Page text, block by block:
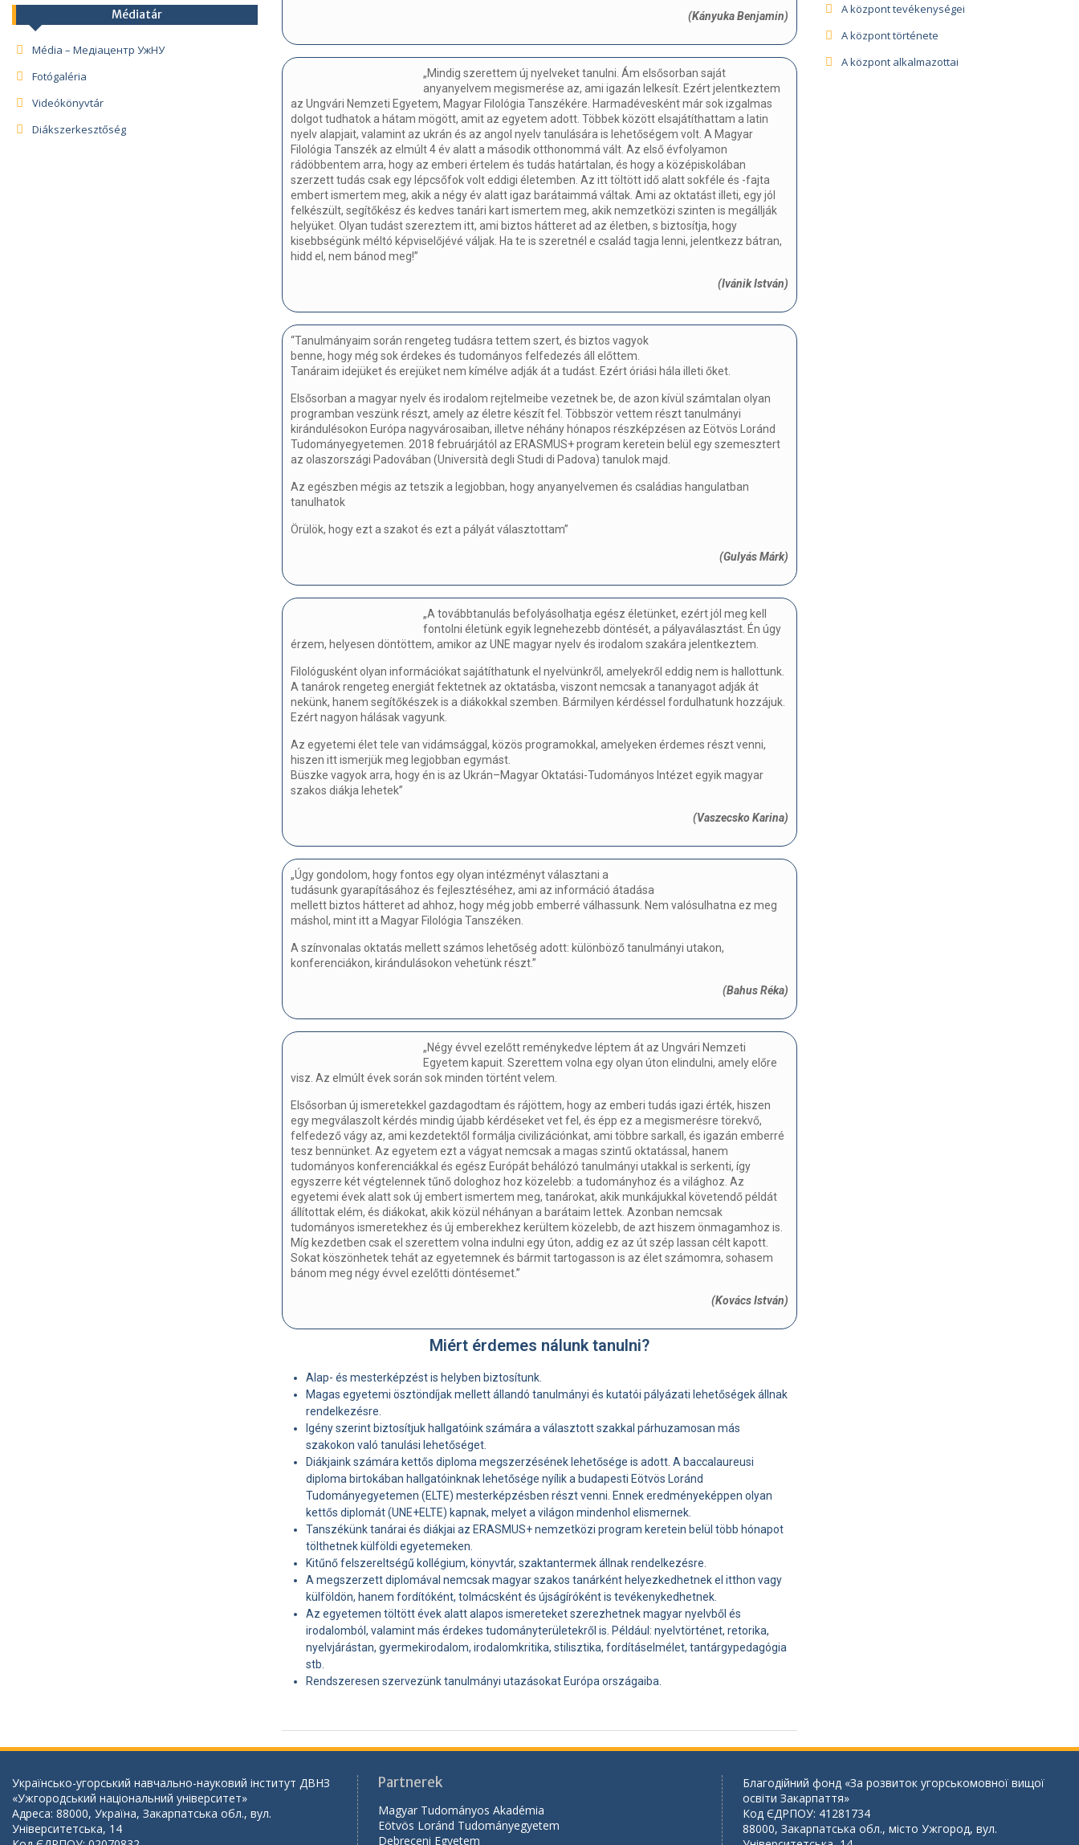
(Kányuka Benjamin)
„Mindig szerettem új nyelveket tanulni. Ám elsősorban saját
anyanyelvem megismerése az, ami igazán lelkesít. Ezért jelentkeztem
az Ungvári Nemzeti Egyetem, Magyar Filológia Tanszékére. Harmadévesként már sok izgalmas
dolgot tudhatok a hátam mögött, amit az egyetem adott. Többek között elsajátíthattam a latin
nyelv alapjait, valamint az ukrán és az angol nyelv tanulására is lehetőségem volt. A Magyar
Filológia Tanszék az elmúlt 4 év alatt a második otthonommá vált. Az első évfolyamon
rádöbbentem arra, hogy az emberi értelem és tudás határtalan, és hogy a középiskolában
szerzett tudás csak egy lépcsőfok volt eddigi életemben. Az itt töltött idő alatt sokféle és -fajta
embert ismertem meg, akik a négy év alatt igaz barátaimmá váltak. Ami az oktatást illeti, egy jól
felkészült, segítőkész és kedves tanári kart ismertem meg, akik nemzetközi szinten is megállják
helyüket. Olyan tudást szereztem itt, ami biztos hátteret ad az életben, s biztosítja, hogy
kisebbségünk méltó képviselőjévé váljak. Ha te is szeretnél e család tagja lenni, jelentkezz bátran,
hidd el, nem bánod meg!”
(Ivánik István)
“Tanulmányaim során rengeteg tudásra tettem szert, és biztos vagyok
benne, hogy még sok érdekes és tudományos felfedezés áll előttem.
Tanáraim idejüket és erejüket nem kímélve adják át a tudást. Ezért óriási hála illeti őket.
Elsősorban a magyar nyelv és irodalom rejtelmeibe vezetnek be, de azon kívül számtalan olyan
programban veszünk részt, amely az életre készít fel. Többször vettem részt tanulmányi
kirándulésokon Európa nagyvárosaiban, illetve néhány hónapos részképzésen az Eötvös Loránd
Tudományegyetemen. 2018 februárjától az ERASMUS+ program keretein belül egy szemesztert
az olaszországi Padovában (Università degli Studi di Padova) tanulok majd.
Az egészben mégis az tetszik a legjobban, hogy anyanyelvemen és családias hangulatban
tanulhatok
Örülök, hogy ezt a szakot és ezt a pályát választottam”
(Gulyás Márk)
„A továbbtanulás befolyásolhatja egész életünket, ezért jól meg kell
fontolni életünk egyik legnehezebb döntését, a pályaválasztást. Én úgy
érzem, helyesen döntöttem, amikor az UNE magyar nyelv és irodalom szakára jelentkeztem.
Filológusként olyan információkat sajátíthatunk el nyelvünkről, amelyekről eddig nem is hallottunk.
A tanárok rengeteg energiát fektetnek az oktatásba, viszont nemcsak a tananyagot adják át
nekünk, hanem segítőkészek is a diákokkal szemben. Bármilyen kérdéssel fordulhatunk hozzájuk.
Ezért nagyon hálásak vagyunk.
Az egyetemi élet tele van vidámsággal, közös programokkal, amelyeken érdemes részt venni,
hiszen itt ismerjük meg legjobban egymást.
Büszke vagyok arra, hogy én is az Ukrán–Magyar Oktatási-Tudományos Intézet egyik magyar
szakos diákja lehetek”
(Vaszecsko Karina)
„Úgy gondolom, hogy fontos egy olyan intézményt választani a
tudásunk gyarapításához és fejlesztéséhez, ami az információ átadása
mellett biztos hátteret ad ahhoz, hogy még jobb emberré válhassunk. Nem valósulhatna ez meg
máshol, mint itt a Magyar Filológia Tanszéken.
A színvonalas oktatás mellett számos lehetőség adott: különböző tanulmányi utakon,
konferenciákon, kirándulásokon vehetünk részt.”
(Bahus Réka)
„Négy évvel ezelőtt reménykedve léptem át az Ungvári Nemzeti
Egyetem kapuit. Szerettem volna egy olyan úton elindulni, amely előre
visz. Az elmúlt évek során sok minden történt velem.
Elsősorban új ismeretekkel gazdagodtam és rájöttem, hogy az emberi tudás igazi érték, hiszen
egy megválaszolt kérdés mindig újabb kérdéseket vet fel, és épp ez a megismerésre törekvő,
felfedező vágy az, ami kezdetektől formálja civilizációnkat, ami többre sarkall, és igazán emberré
tesz bennünket. Az egyetem ezt a vágyat nemcsak a magas szintű oktatással, hanem
tudományos konferenciákkal és egész Európát behálózó tanulmányi utakkal is serkenti, így
egyszerre két végtelennek tűnő dologhoz hoz közelebb: a tudományhoz és a világhoz. Az
egyetemi évek alatt sok új embert ismertem meg, tanárokat, akik munkájukkal követendő példát
állítottak elém, és diákokat, akik közül néhányan a barátaim lettek. Azonban nemcsak
tudományos ismeretekhez és új emberekhez kerültem közelebb, de azt hiszem önmagamhoz is.
Míg kezdetben csak el szerettem volna indulni egy úton, addig ez az út szép lassan célt kapott.
Sokat köszönhetek tehát az egyetemnek és bármit tartogasson is az élet számomra, sohasem
bánom meg négy évvel ezelőtti döntésemet.”
(Kovács István)
Miért érdemes nálunk tanulni?
Alap- és mesterképzést is helyben biztosítunk.
Magas egyetemi ösztöndíjak mellett állandó tanulmányi és kutatói pályázati lehetőségek állnak
rendelkezésre.
Igény szerint biztosítjuk hallgatóink számára a választott szakkal párhuzamosan más
szakokon való tanulási lehetőséget.
Diákjaink számára kettős diploma megszerzésének lehetősége is adott. A baccalaureusi
diploma birtokában hallgatóinknak lehetősége nyílik a budapesti Eötvös Loránd
Tudományegyetemen (ELTE) mesterképzésben részt venni. Ennek eredményeképpen olyan
kettős diplomát (UNE+ELTE) kapnak, melyet a világon mindenhol elismernek.
Tanszékünk tanárai és diákjai az ERASMUS+ nemzetközi program keretein belül több hónapot
tölthetnek külföldi egyetemeken.
Kitűnő felszereltségű kollégium, könyvtár, szaktantermek állnak rendelkezésre.
A megszerzett diplomával nemcsak magyar szakos tanárként helyezkedhetnek el itthon vagy
külföldön, hanem fordítóként, tolmácsként és újságíróként is tevékenykedhetnek.
Az egyetemen töltött évek alatt alapos ismereteket szerezhetnek magyar nyelvből és
irodalomból, valamint más érdekes tudományterületekről is. Például: nyelvtörténet, retorika,
nyelvjárástan, gyermekirodalom, irodalomkritika, stilisztika, fordításelmélet, tantárgypedagógia
stb.
Rendszeresen szervezünk tanulmányi utazásokat Európa országaiba.
A központ tevékenységei
A központ története
A központ alkalmazottai
Médiatár
Média – Медіацентр УжНУ
Fotógaléria
Videókönyvtár
Diákszerkesztőség
Українсько-угорський навчально-науковий інститут ДВНЗ
«Ужгородський національний університет»
Адреса: 88000, Україна, Закарпатська обл., вул.
Університетська, 14
Partnerek
Magyar Tudományos Akadémia
Eötvös Loránd Tudományegyetem
Debreceni Egyetem
Благодійний фонд «За розвиток угорськомовної вищої
освіти Закарпаття»
Код ЄДРПОУ: 41281734
88000, Закарпатська обл., місто Ужгород, вул.